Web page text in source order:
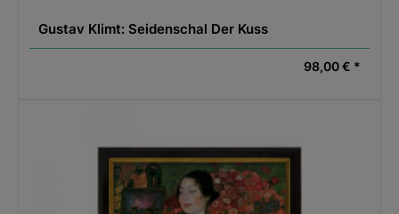
Gustav Klimt: Seidenschal Der Kuss
98,00 € *